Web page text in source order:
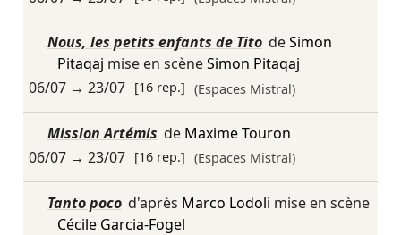
Nous, les petits enfants de Tito deSimon
Pitaqaj mise en scèneSimon Pitaqaj
06/07→ 23/07 [16 rep.] (Espaces Mistral)
Mission Artémis de Maxime Touron
06/07→ 23/07 [16 rep.] (Espaces Mistral)
Tanto poco d'après Marco Lodoli mise en scène
Cécile Garcia-Fogel